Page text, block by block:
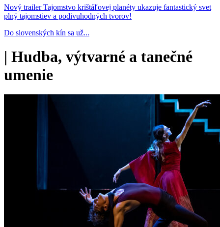
Nový trailer Tajomstvo krištáľovej planéty ukazuje fantastický svet
plný tajomstiev a podivuhodných tvorov!
Do slovenských kín sa už...
| Hudba, výtvarné a tanečné
umenie